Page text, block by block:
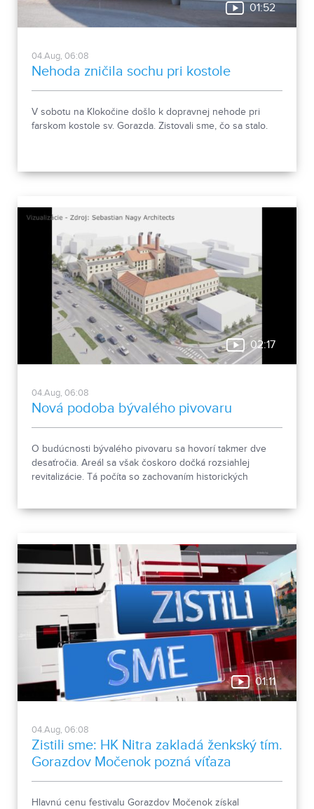
01:52
04.Aug, 06:08
Nehoda zničila sochu pri kostole
V sobotu na Klokočine došlo k dopravnej nehode pri
farskom kostole sv. Gorazda. Zistovali sme, čo sa stalo.
02:17
04.Aug, 06:08
Nová podoba bývalého pivovaru
O budúcnosti bývalého pivovaru sa hovorí takmer dve
desaťročia. Areál sa však čoskoro dočká rozsiahlej
revitalizácie. Tá počíta so zachovaním historických
01:11
04.Aug, 06:08
Zistili sme: HK Nitra zakladá ženkský tím.
Gorazdov Močenok pozná víťaza
Hlavnú cenu festivalu Gorazdov Močenok získal